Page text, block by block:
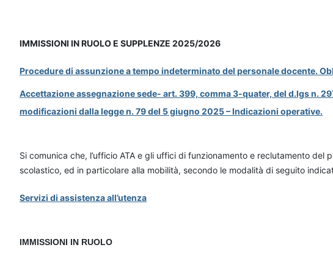
IMMISSIONI IN RUOLO E SUPPLENZE 2025/2026
Procedure di assunzione a tempo indeterminato del personale docente.
Accettazione assegnazione sede- art. 399, comma 3-quater, del d.lgs n.
modificazioni dalla legge n. 79 del 5 giugno 2025 – Indicazioni operative.
Si comunica che, l’ufficio ATA e gli uffici di funzionamento e reclutamento
scolastico, ed in particolare alla mobilità, secondo le modalità di seguito
Servizi di assistenza all’utenza
IMMISSIONI IN RUOLO